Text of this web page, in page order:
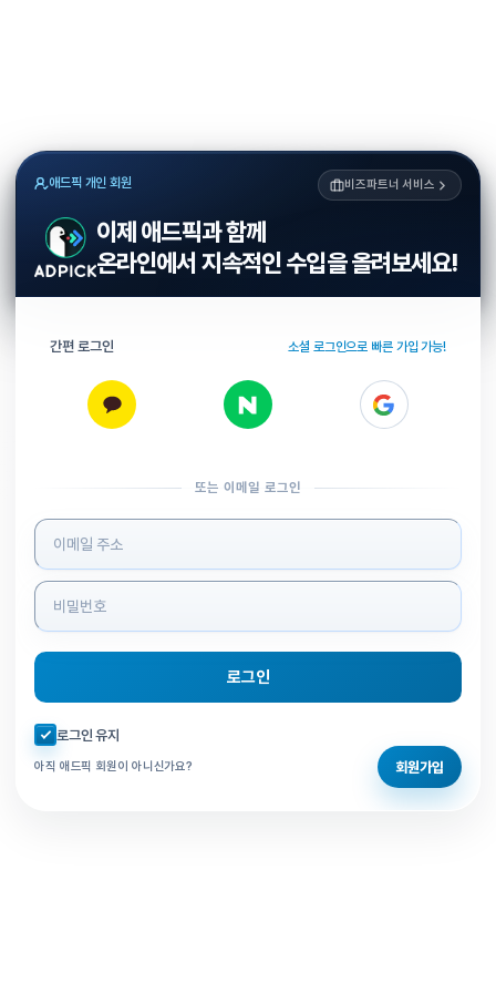
애드픽 개인 회원 비즈파트너 서비스
이제 애드픽과 함께
온라인에서 지속적인 수입을 올려보세요!
간편 로그인 소셜 로그인으로 빠른 가입 가능!
또는 이메일 로그인
로그인 정보 입력
로그인
자동로그인 체크
로그인 유지
아직 애드픽 회원이 아니신가요? 회원가입